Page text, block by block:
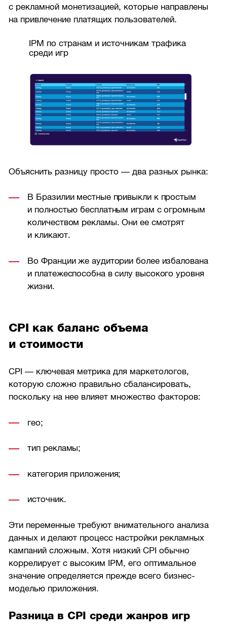
с рекламной монетизацией, которые направлены
на привлечение платящих пользователей.
IPM по странам и источникам трафика
среди игр
Объяснить разницу просто — два разных рынка:
В Бразилии местные привыкли к простым
и полностью бесплатным играм с огромным
количеством рекламы. Они ее смотрят
и кликают.
Во Франции же аудитории более избалована
и платежеспособна в силу высокого уровня
жизни.
CPI как баланс объема
и стоимости
CPI — ключевая метрика для маркетологов,
которую сложно правильно сбалансировать,
поскольку на нее влияет множество факторов:
гео;
тип рекламы;
категория приложения;
источник.
Эти переменные требуют внимательного анализа
данных и делают процесс настройки рекламных
кампаний сложным. Хотя низкий CPI обычно
коррелирует с высоким IPM, его оптимальное
значение определяется прежде всего бизнес-
моделью приложения.
Разница в CPI среди жанров игр